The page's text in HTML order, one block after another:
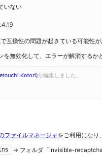
いない
互換性の問題が起きている可能性が
無効化して、エラーが解消するか
Kotori)が編集しました。
ファイルマネージャ をご利用になり、
→ フォルダ「invisible-